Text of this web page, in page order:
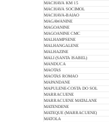
MACHAVA KM 15
MACHAVA SOCIMOL
MACHAVA-BAIAO
MAGAWANINE
MAGOANINE
MAGOANINE CMC
MALHAMPSENE
MALHANGALENE
MALHAZINE
MALI (SANTA ISABEL)
MANDUCA
MAOTAS
MAOTAS ROMAO
MAPANDANE
MAPULENE-COSTA DO SOL
MARRACUENE
MARRACUENE MATALANE
MATENDENE
MATEQUE (MARRACUENE)
MATOLA